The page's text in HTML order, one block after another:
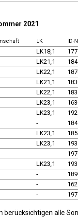
2021
LK ID-
LK18,1
LK21,1
LK22,1
LK21,1
LK22,1
LK23,1
LK23,1
-
LK23,1
LK23,1
-
LK23,1
-
-
-
berücksichtigen alle